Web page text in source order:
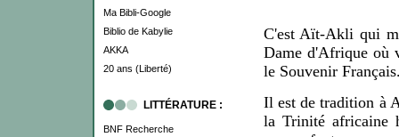
Ma Bibli-Google
Biblio de Kabylie
AKKA
20 ans (Liberté)
LITTÉRATURE :
BNF Recherche
C'est Aït-Akli qui
Dame d'Afrique où
le Souvenir
Il est de tradition à
la Trinité africaine